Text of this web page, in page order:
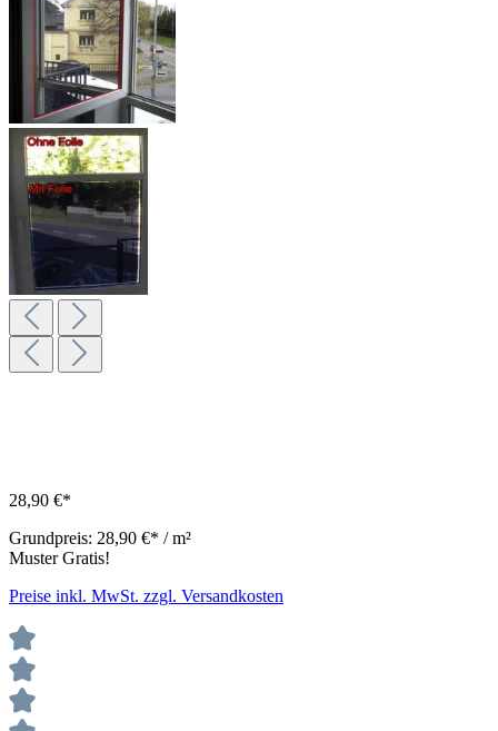
28,90 €*
Grundpreis: 28,90 €* / m²
Muster Gratis!
Preise inkl. MwSt. zzgl. Versandkosten